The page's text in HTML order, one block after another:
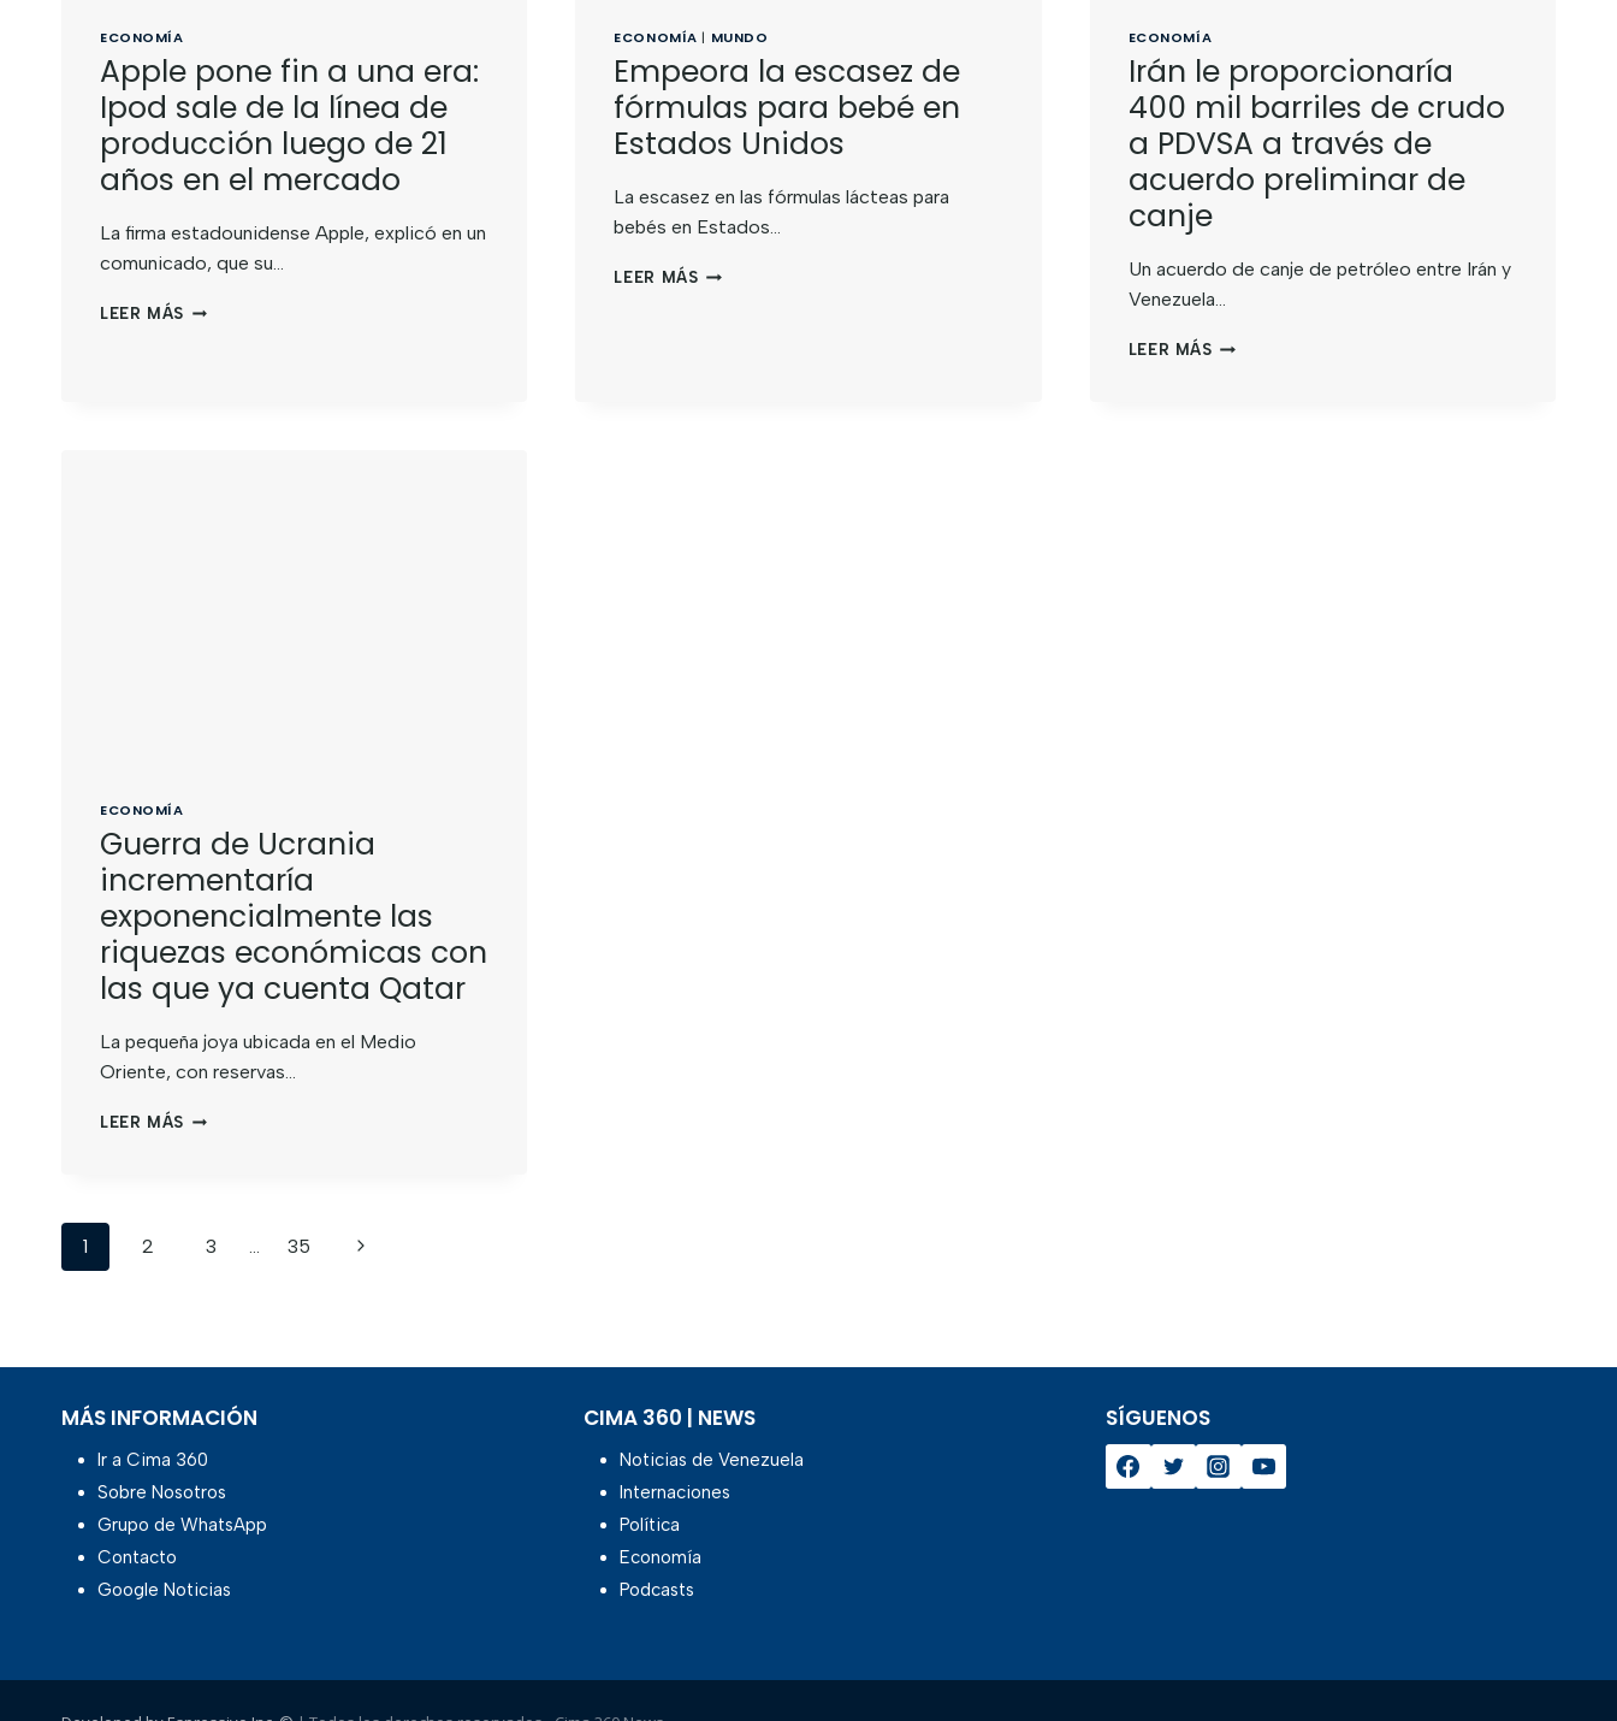
ECONOMÍA
Apple pone fin a una era:
Ipod sale de la línea de
producción luego de 21
años en el mercado
La firma estadounidense Apple, explicó en un
comunicado, que su…
LEER MÁS
ECONOMÍA | MUNDO
Empeora la escasez de
fórmulas para bebé en
Estados Unidos
La escasez en las fórmulas lácteas para
bebés en Estados…
LEER MÁS
ECONOMÍA
Irán le proporcionaría
400 mil barriles de crudo
a PDVSA a través de
acuerdo preliminar de
canje
Un acuerdo de canje de petróleo entre Irán y
Venezuela…
LEER MÁS
ECONOMÍA
Guerra de Ucrania
incrementaría
exponencialmente las
riquezas económicas con
las que ya cuenta Qatar
La pequeña joya ubicada en el Medio
Oriente, con reservas…
LEER MÁS
1 2 3 … 35
MÁS INFORMACIÓN
Ir a Cima 360
Sobre Nosotros
Grupo de WhatsApp
Contacto
Google Noticias
CIMA 360 | NEWS
Noticias de Venezuela
Internaciones
Política
Economía
Podcasts
SÍGUENOS